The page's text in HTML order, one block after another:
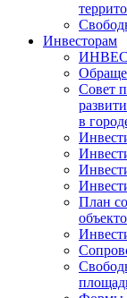
Инвесторам
Совет
в
План